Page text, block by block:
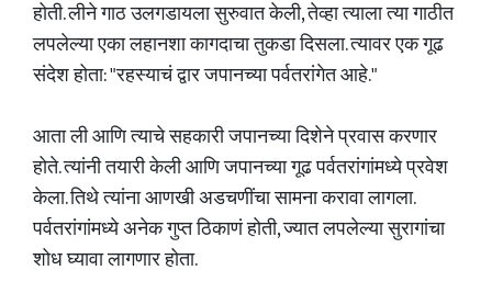
होती. लीने गाठ उलगडायला सुरुवात केली, तेव्हा त्याला त्या गाठीत
लपलेल्या एका लहानशा कागदाचा तुकडा दिसला. त्यावर एक गूढ
संदेश होता: "रहस्याचं द्वार जपानच्या पर्वतरांगेत आहे."
आता ली आणि त्याचे सहकारी जपानच्या दिशेने प्रवास करणार
होते. त्यांनी तयारी केली आणि जपानच्या गूढ पर्वतरांगांमध्ये प्रवेश
केला. तिथे त्यांना आणखी अडचणींचा सामना करावा लागला.
पर्वतरांगांमध्ये अनेक गुप्त ठिकाणं होती, ज्यात लपलेल्या सुरागांचा
शोध घ्यावा लागणार होता.